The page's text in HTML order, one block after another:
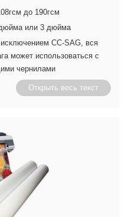
до 190гсм
или 3 дюйма
CC-SAG, вся
может использоваться с
чернилами
Открыть весь текст